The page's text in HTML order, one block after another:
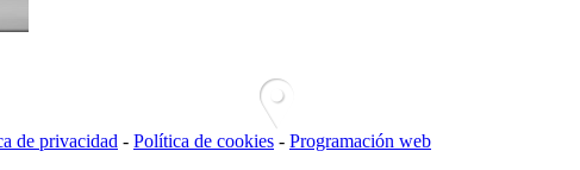
de privacidad - Política de cookies - Programación web